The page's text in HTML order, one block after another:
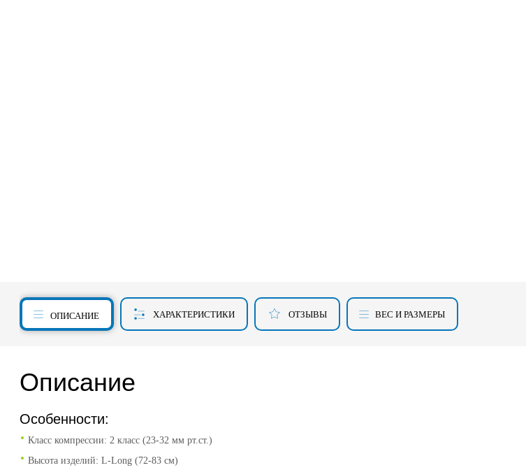
ОПИСАНИЕ ХАРАКТЕРИСТИКИ ОТЗЫВЫ ВЕС И РАЗМЕРЫ
Описание
Особенности:
Класс компрессии: 2 класс (23-32 мм рт.ст.)
Высота изделий: L-Long (72-83 см)